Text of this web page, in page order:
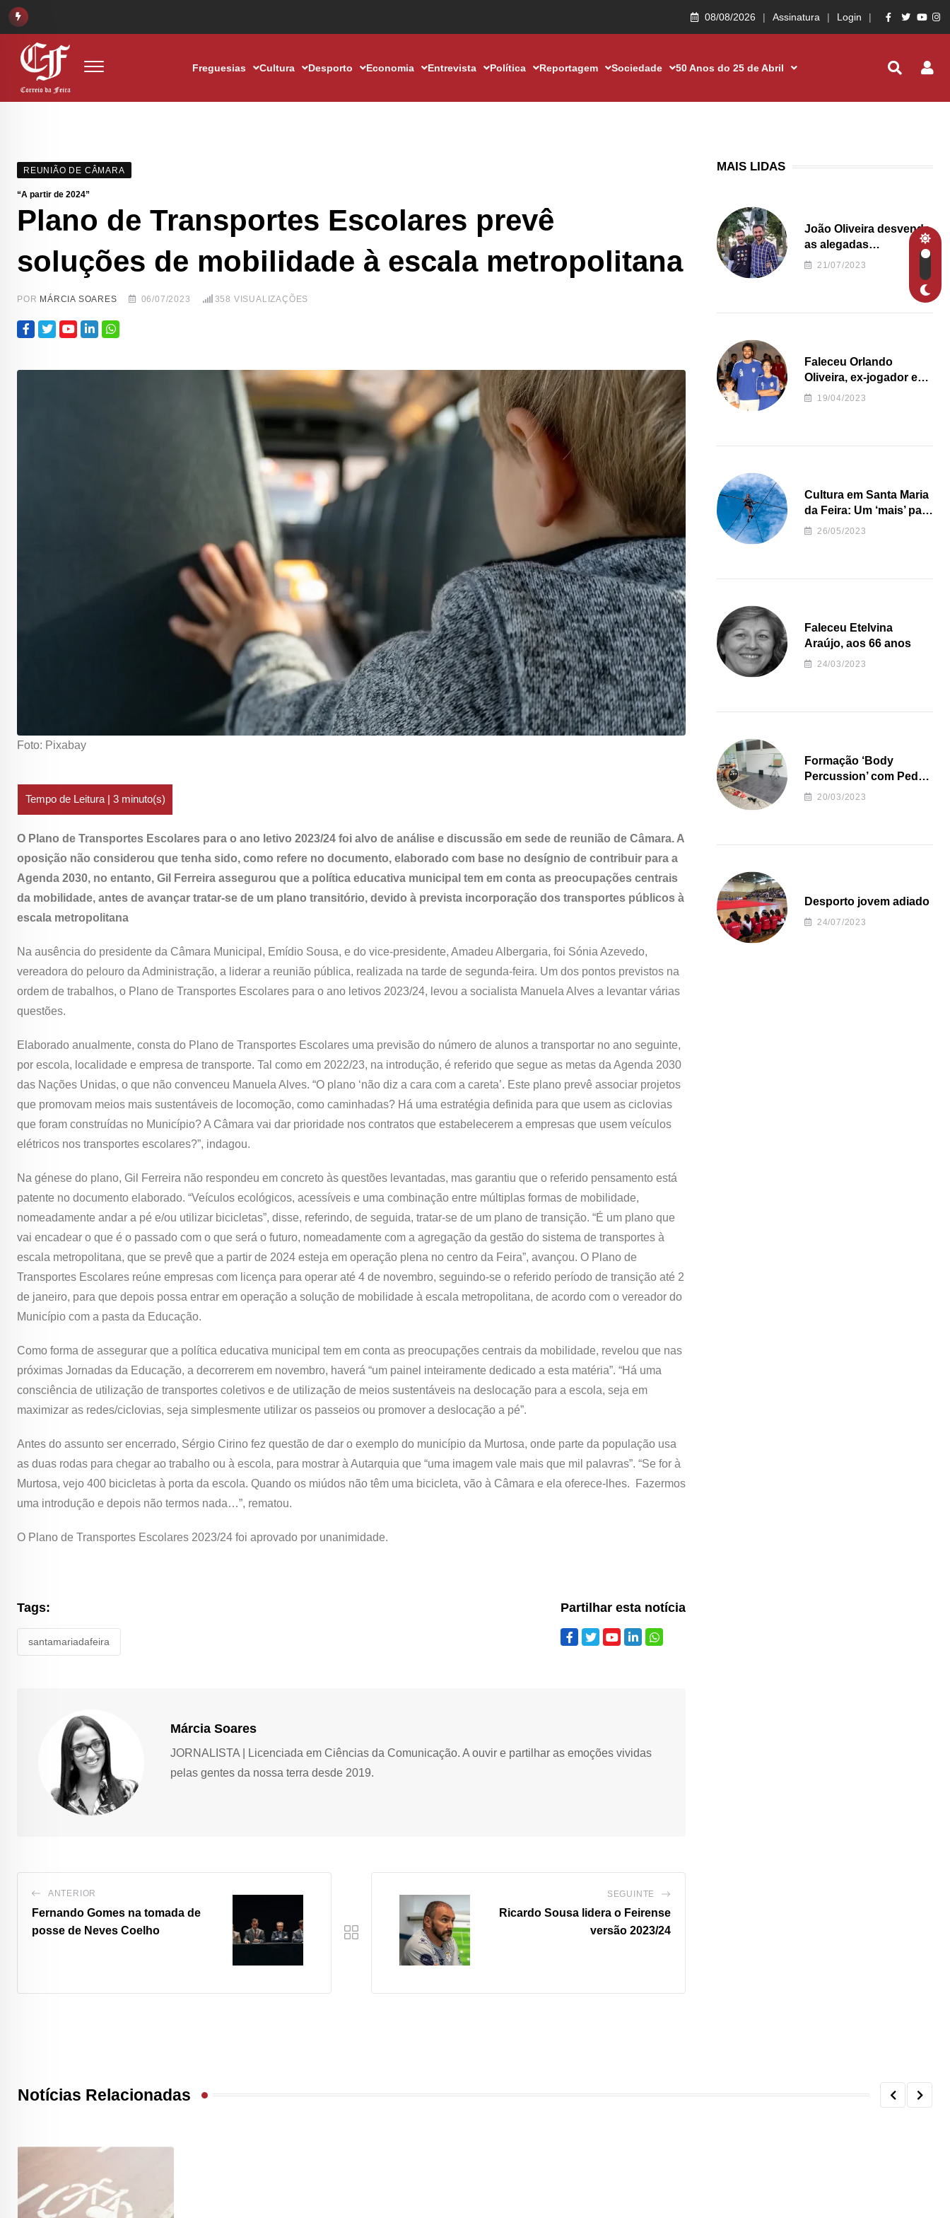
08/08/2026 Assinatura Login
Freguesias Cultura Desporto Economia Entrevista Política Reportagem Sociedade 50 Anos do 25 de Abril
REUNIÃO DE CÂMARA
“A partir de 2024”
Plano de Transportes Escolares prevê
soluções de mobilidade à escala metropolitana
POR MÁRCIA SOARES 06/07/2023 358 VISUALIZAÇÕES
Foto: Pixabay
O Plano de Transportes Escolares para o ano letivo 2023/24 foi alvo de análise e discussão em sede de reunião de Câmara. A
oposição não considerou que tenha sido, como refere no documento, elaborado com base no desígnio de contribuir para a
Agenda 2030, no entanto, Gil Ferreira assegurou que a política educativa municipal tem em conta as preocupações centrais
da mobilidade, antes de avançar tratar-se de um plano transitório, devido à prevista incorporação dos transportes públicos à
escala metropolitana
Na ausência do presidente da Câmara Municipal, Emídio Sousa, e do vice-presidente, Amadeu Albergaria, foi Sónia Azevedo,
vereadora do pelouro da Administração, a liderar a reunião pública, realizada na tarde de segunda-feira. Um dos pontos previstos na
ordem de trabalhos, o Plano de Transportes Escolares para o ano letivos 2023/24, levou a socialista Manuela Alves a levantar várias
questões.
Elaborado anualmente, consta do Plano de Transportes Escolares uma previsão do número de alunos a transportar no ano seguinte,
por escola, localidade e empresa de transporte. Tal como em 2022/23, na introdução, é referido que segue as metas da Agenda 2030
das Nações Unidas, o que não convenceu Manuela Alves. “O plano ‘não diz a cara com a careta’. Este plano prevê associar projetos
que promovam meios mais sustentáveis de locomoção, como caminhadas? Há uma estratégia definida para que usem as ciclovias
que foram construídas no Município? A Câmara vai dar prioridade nos contratos que estabelecerem a empresas que usem veículos
elétricos nos transportes escolares?”, indagou.
Na génese do plano, Gil Ferreira não respondeu em concreto às questões levantadas, mas garantiu que o referido pensamento está
patente no documento elaborado. “Veículos ecológicos, acessíveis e uma combinação entre múltiplas formas de mobilidade,
nomeadamente andar a pé e/ou utilizar bicicletas”, disse, referindo, de seguida, tratar-se de um plano de transição. “É um plano que
vai encadear o que é o passado com o que será o futuro, nomeadamente com a agregação da gestão do sistema de transportes à
escala metropolitana, que se prevê que a partir de 2024 esteja em operação plena no centro da Feira”, avançou. O Plano de
Transportes Escolares reúne empresas com licença para operar até 4 de novembro, seguindo-se o referido período de transição até 2
de janeiro, para que depois possa entrar em operação a solução de mobilidade à escala metropolitana, de acordo com o vereador do
Município com a pasta da Educação.
Como forma de assegurar que a política educativa municipal tem em conta as preocupações centrais da mobilidade, revelou que nas
próximas Jornadas da Educação, a decorrerem em novembro, haverá “um painel inteiramente dedicado a esta matéria”. “Há uma
consciência de utilização de transportes coletivos e de utilização de meios sustentáveis na deslocação para a escola, seja em
maximizar as redes/ciclovias, seja simplesmente utilizar os passeios ou promover a deslocação a pé”.
Antes do assunto ser encerrado, Sérgio Cirino fez questão de dar o exemplo do município da Murtosa, onde parte da população usa
as duas rodas para chegar ao trabalho ou à escola, para mostrar à Autarquia que “uma imagem vale mais que mil palavras”. “Se for à
Murtosa, vejo 400 bicicletas à porta da escola. Quando os miúdos não têm uma bicicleta, vão à Câmara e ela oferece-lhes. Fazermos
uma introdução e depois não termos nada…”, rematou.
O Plano de Transportes Escolares 2023/24 foi aprovado por unanimidade.
Tags:
santamariadafeira
Partilhar esta notícia
Márcia Soares
JORNALISTA | Licenciada em Ciências da Comunicação. A ouvir e partilhar as emoções vividas
pelas gentes da nossa terra desde 2019.
ANTERIOR
Fernando Gomes na tomada de
posse de Neves Coelho
SEGUINTE
Ricardo Sousa lidera o Feirense
versão 2023/24
MAIS LIDAS
João Oliveira desvenda
as alegadas
irregularidades da
Junta de Freguesia S.
21/07/2023
Faleceu Orlando
Oliveira, ex-jogador e
treinador da formação
19/04/2023
Cultura em Santa Maria
da Feira: Um ‘mais’ para
o Concelho
26/05/2023
Faleceu Etelvina
Araújo, aos 66 anos
24/03/2023
Formação ‘Body
Percussion’ com Pedro
Almeida
20/03/2023
Desporto jovem adiado
24/07/2023
Notícias Relacionadas